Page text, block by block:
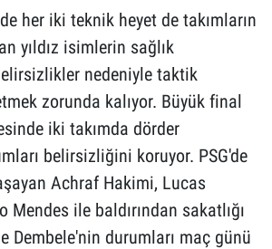
her iki teknik heyet de takımların
yıldız isimlerin sağlık
nedeniyle taktik
zorunda kalıyor. Büyük final
iki takımda dörder
belirsizliğini koruyor. PSG'de
Achraf Hakimi, Lucas
Mendes ile baldırından sakatlığı
Dembele'nin durumları maç günü